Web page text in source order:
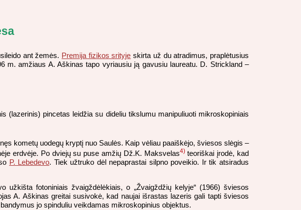
ant žemės. Premija fizikos srityje skirta už du atradimus, praplėtusius
m. amžiaus A. Aškinas tapo vyriausiu ją gavusiu laureatu. D. Strickland –
(lazerinis) pincetas leidžia su dideliu tikslumu manipuliuoti mikroskopiniais
kometų uodegų kryptį nuo Saulės. Kaip vėliau paaiškėjo, šviesos slėgis –
erdvėje. Po dviejų su puse amžių Dž.K. Maksvelas4)teoriškai įrodė, kad
P. Lebedevo. Tiek užtruko dėl nepaprastai silpno poveikio. Ir tik atsiradus
fotoniniais žvaigždėlėkiais, o „Žvaigždžių kelyje“ (1966) šviesos
A. Aškinas greitai susivokė, kad naujai išrastas lazeris gali tapti šviesos
jo spinduliu veikdamas mikroskopinius objektus.